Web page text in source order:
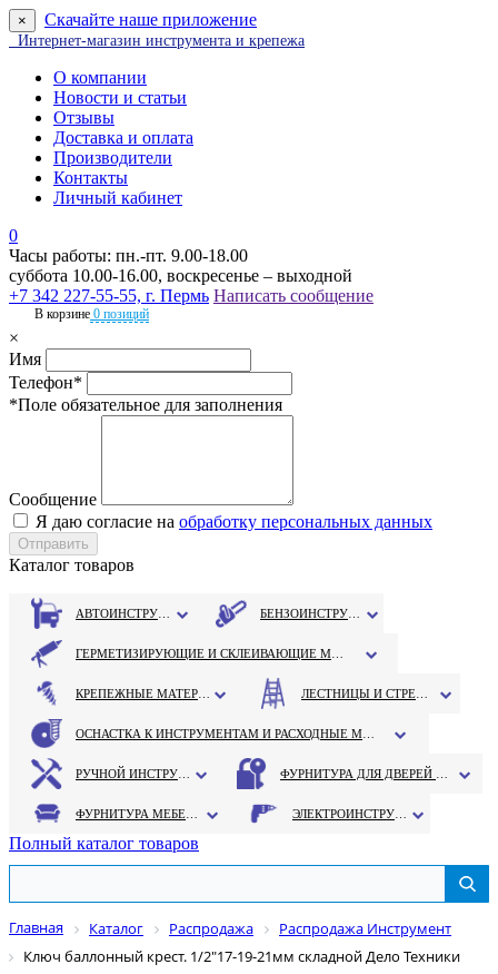
× Скачайте наше приложение
Интернет-магазин инструмента и крепежа
О компании
Новости и статьи
Отзывы
Доставка и оплата
Производители
Контакты
Личный кабинет
0
Часы работы: пн.-пт. 9.00-18.00
суббота 10.00-16.00, воскресенье – выходной
+7 342 227-55-55, г. Пермь Написать сообщение
В корзине 0 позиций
×
Имя
Телефон*
*Поле обязательное для заполнения
Сообщение
Я даю согласие на обработку персональных данных
Каталог товаров
Полный каталог товаров
Главная Каталог Распродажа
Распродажа Инструмент
Ключ баллонный крест. 1/2"17-19-21мм складной Дело Техники